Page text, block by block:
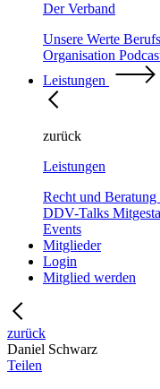
Der Verband
Unsere Werte
Organisation
Leistungen
zurück
Leistungen
Recht und Beratung
DDV-Talks
Events
Mitglieder
Login
Mitglied werden
zurück
Daniel Schwarz
Teilen